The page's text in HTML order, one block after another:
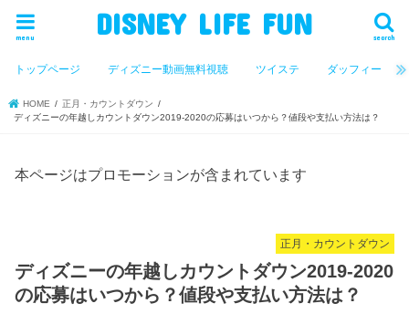
DISNEY LIFE FUN search
menu
トップページ ディズニー動画無料視聴 ツイステ ダッフィー
HOME
正月・カウントダウン
ディズニーの年越しカウントダウン2019-2020の応募はいつから？値段や支払い方法は？
本ページはプロモーションが含まれています
正月・カウントダウン
ディズニーの年越しカウントダウン2019-2020
の応募はいつから？値段や支払い方法は？